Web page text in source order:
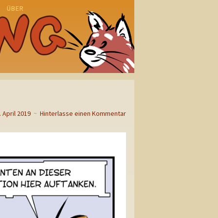
ÜBER
April 2019 ~ Hinterlasse einen Kommentar